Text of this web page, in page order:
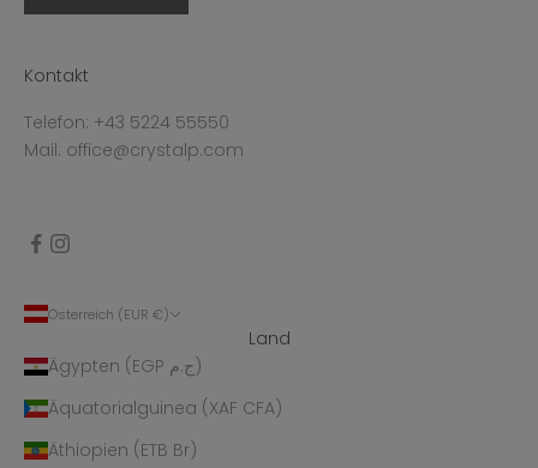
Kontakt
Telefon: +43 5224 55550
Mail: office@crystalp.com
Österreich (EUR €)
Land
Ägypten (EGP ج.م)
Äquatorialguinea (XAF CFA)
Äthiopien (ETB Br)